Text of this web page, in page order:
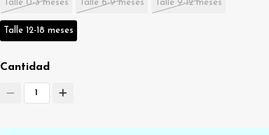
Talle 0-3 meses Talle 6-9 meses Talle 9-12 meses
Talle 12-18 meses
Cantidad
1